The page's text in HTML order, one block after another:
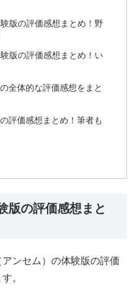
版の評価感想まとめ！野
版の評価感想まとめ！い
全体的な評価感想をまと
評価感想まとめ！筆者も
版の評価感想まと
ンセム）の体験版の評価
。